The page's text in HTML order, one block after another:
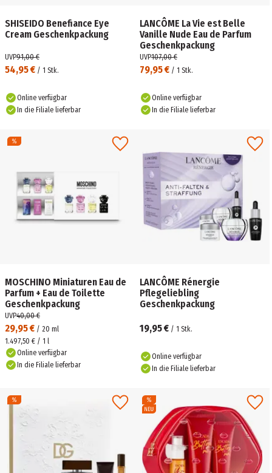
SHISEIDO Benefiance Eye
Cream Geschenkpackung
54,95 € / 1 Stk.
UVP91,00 €
Online verfügbar
In die Filiale lieferbar
LANCÔME La Vie est Belle
Vanille Nude Eau de Parfum
Geschenkpackung
79,95 € / 1 Stk.
UVP107,00 €
Online verfügbar
In die Filiale lieferbar
MOSCHINO Miniaturen Eau de
Parfum + Eau de Toilette
Geschenkpackung
29,95 € / 20 ml
UVP40,00 €
1.497,50 € / 1 l
Online verfügbar
In die Filiale lieferbar
LANCÔME Rénergie
Pflegeliebling
Geschenkpackung
19,95 € / 1 Stk.
Online verfügbar
In die Filiale lieferbar